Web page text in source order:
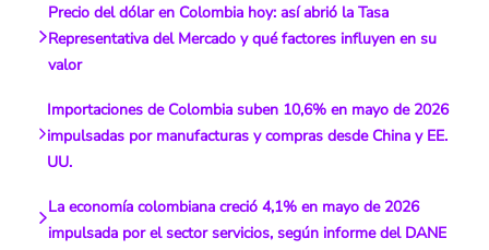
Precio del dólar en Colombia hoy: así abrió la Tasa
Representativa del Mercado y qué factores influyen en su
valor
Importaciones de Colombia suben 10,6% en mayo de 2026
impulsadas por manufacturas y compras desde China y EE.
UU.
La economía colombiana creció 4,1% en mayo de 2026
impulsada por el sector servicios, según informe del DANE